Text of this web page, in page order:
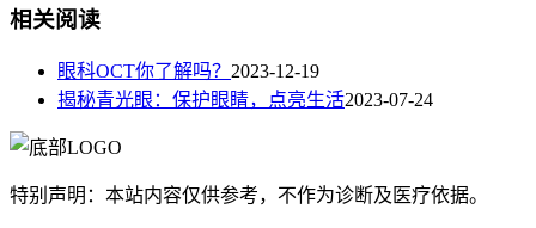
相关阅读
眼科OCT你了解吗？ 2023-12-19
揭秘青光眼：保护眼睛，点亮生活2023-07-24
特别声明：本站内容仅供参考，不作为诊断及医疗依据。